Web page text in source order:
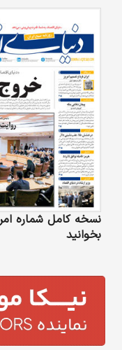
نسخه کامل شماره
بخوانید